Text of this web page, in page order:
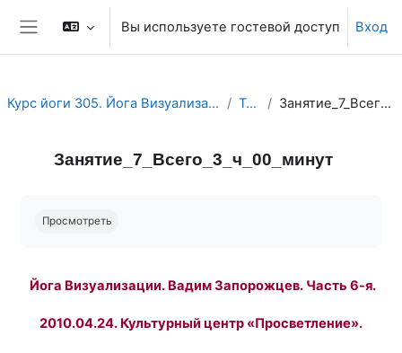
Перейти к основному содержанию
Боковая панель
Вы используете гостевой доступ Вход
Курс йоги 305. Йога Визуализации. Йога Воображения. Topic 7 Занятие_7_Всего_3_ч_00_минут
Занятие_7_Всего_3_ч_00_минут
Просмотреть
Йога Визуализации. Вадим Запорожцев. Часть 6-я.
2010.04.24. Культурный центр «Просветление».